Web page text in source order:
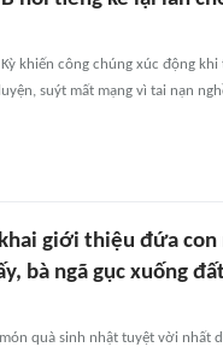
khiến công chúng xúc động
suýt mất mạng vì tai nạn
giới thiệu đứa
bà ngã gục xuống đất
quà sinh nhật tuyệt vời nhất